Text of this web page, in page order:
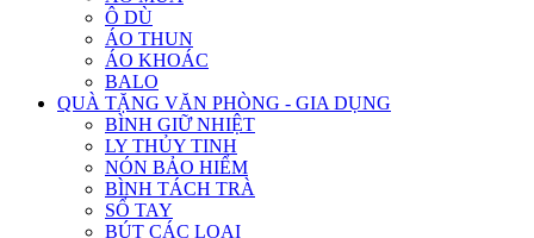
Ô DÙ
ÁO THUN
ÁO KHOÁC
BALO
QUÀ TẶNG VĂN PHÒNG - GIA DỤNG
BÌNH GIỮ NHIỆT
LY THỦY TINH
NÓN BẢO HIỂM
BÌNH TÁCH TRÀ
SỔ TAY
BÚT CÁC LOẠI